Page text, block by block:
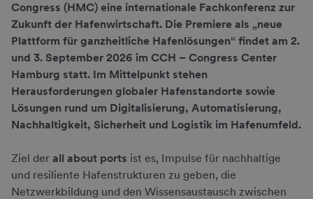
Congress (HMC) eine internationale Fachkonferenz zur
Zukunft der Hafenwirtschaft. Die Premiere als „neue
Plattform für ganzheitliche Hafenlösungen“ findet am 2.
und 3. September 2026 im CCH – Congress Center
Hamburg statt. Im Mittelpunkt stehen
Herausforderungen globaler Hafenstandorte sowie
Lösungen rund um Digitalisierung, Automatisierung,
Nachhaltigkeit, Sicherheit und Logistik im Hafenumfeld.
Ziel der all about ports ist es, Impulse für nachhaltige
und resiliente Hafenstrukturen zu geben, die
Netzwerkbildung und den Wissensaustausch zwischen